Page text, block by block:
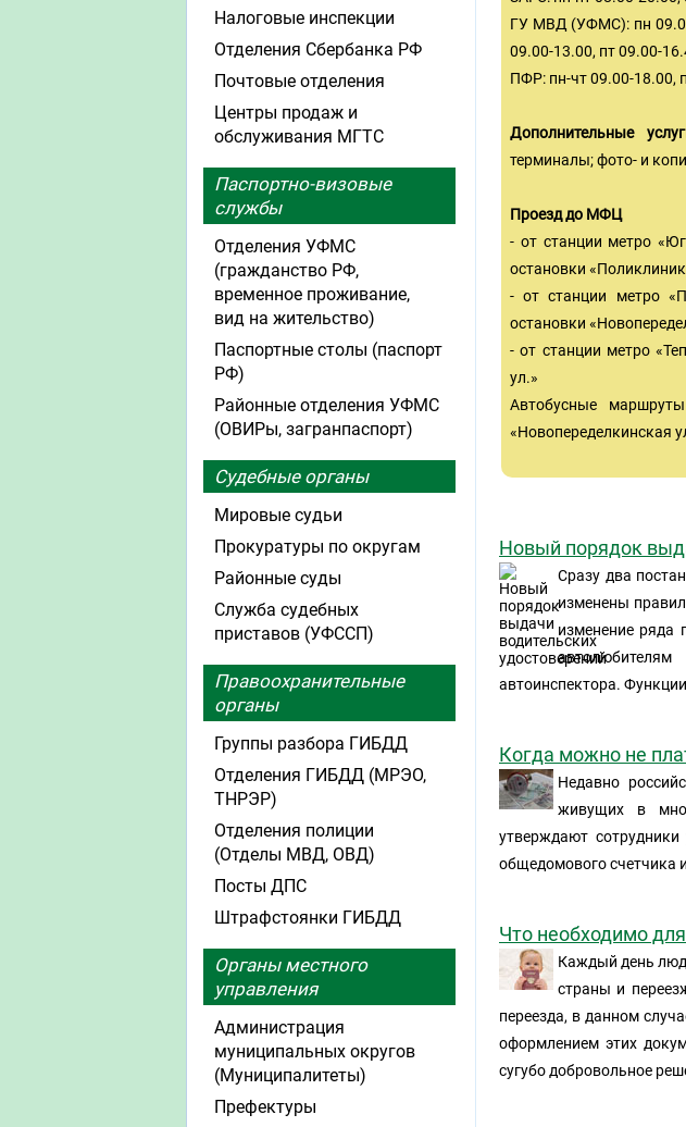
ГУ МВД (УФМС): пн
09.00-13.00, пт 09.00-
ПФР: пн-чт 09.00-18.00,
Дополнительные
терминалы; фото- и
Проезд до МФЦ
- от станции метро
остановки
- от станции метро
остановки
- от станции метро
ул.»
Автобусные
«Новопеределкинская
Новый порядок
Сразу два
изменены
изменение ряда
автоинспектора.
Когда можно не
Недавно
живущих в
утверждают
общедомового счетчика
Что необходимо
Каждый день
страны и
переезда, в данном
оформлением этих
сугубо добровольное
Налоговые инспекции
Отделения Сбербанка РФ
Почтовые отделения
Центры продаж и
обслуживания МГТС
Паспортно-визовые
службы
Отделения УФМС
(гражданство РФ,
временное проживание,
вид на жительство)
Паспортные столы (паспорт
РФ)
Районные отделения УФМС
(ОВИРы, загранпаспорт)
Судебные органы
Мировые судьи
Прокуратуры по округам
Районные суды
Служба судебных
приставов (УФССП)
Правоохранительные
органы
Группы разбора ГИБДД
Отделения ГИБДД (МРЭО,
ТНРЭР)
Отделения полиции
(Отделы МВД, ОВД)
Посты ДПС
Штрафстоянки ГИБДД
Органы местного
управления
Администрация
муниципальных округов
(Муниципалитеты)
Префектуры